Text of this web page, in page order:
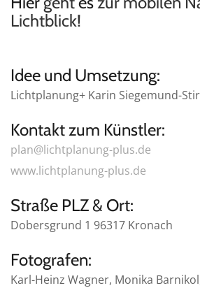
Lichtblick!
Idee und Umsetzung:
Lichtplanung+ Karin Siegemund-
Kontakt zum Künstler:
plan@lichtplanung-plus.de
www.lichtplanung-plus.de
Straße PLZ & Ort:
Dobersgrund 1 96317 Kronach
Fotografen:
Karl-Heinz Wagner, Monika